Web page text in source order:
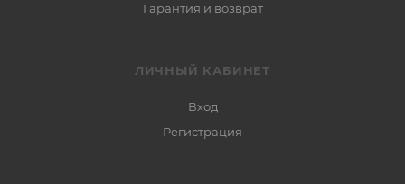
Гарантия и возврат
ЛИЧНЫЙ КАБИНЕТ
Вход
Регистрация